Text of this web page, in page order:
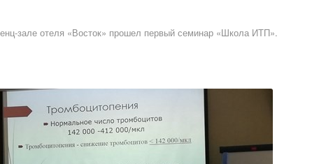
зале отеля «Восток» прошел первый семинар «Школа ИТП».